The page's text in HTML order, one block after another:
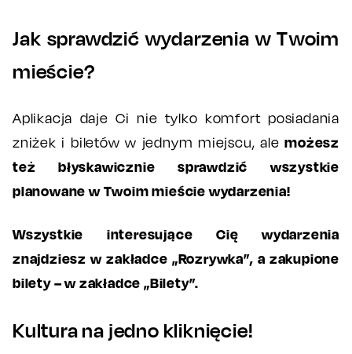
Jak sprawdzić wydarzenia w Twoim
mieście?
Aplikacja daje Ci nie tylko komfort posiadania
zniżek i biletów w jednym miejscu, alemożesz
też błyskawicznie sprawdzić wszystkie
planowane w Twoim mieście wydarzenia!
Wszystkie interesujące Cię wydarzenia
znajdziesz w zakładce „Rozrywka”, a zakupione
bilety – w zakładce „Bilety”.
Kultura na jedno kliknięcie!